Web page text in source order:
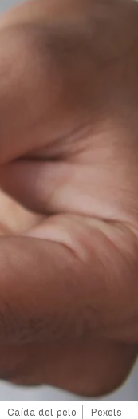
Caída del pelo Pexels